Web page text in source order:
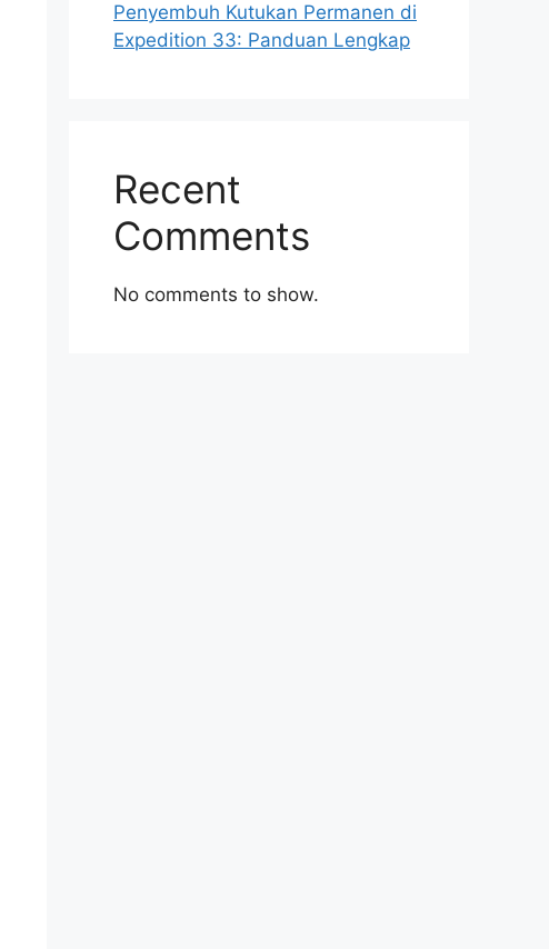
Penyembuh Kutukan Permanen di
Expedition 33: Panduan Lengkap
Recent
Comments
No comments to show.